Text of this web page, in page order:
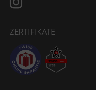
ZERTIFIKATE